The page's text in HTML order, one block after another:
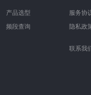
产品选型
频段查询
服务协
隐私政
联系我